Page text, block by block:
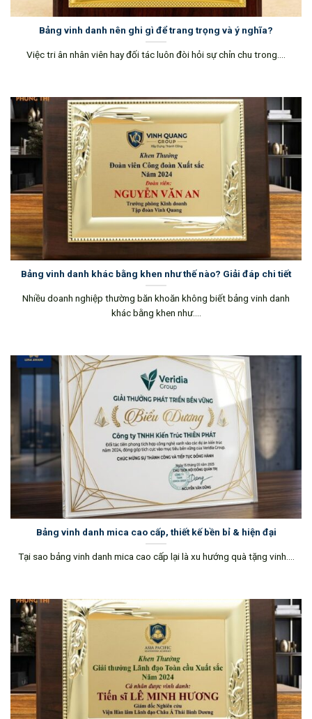
Bảng vinh danh nên ghi gì để trang trọng và ý nghĩa?
Việc tri ân nhân viên hay đối tác luôn đòi hỏi sự chỉn chu trong....
Bảng vinh danh khác bằng khen như thế nào? Giải đáp chi tiết
Nhiều doanh nghiệp thường băn khoăn không biết bảng vinh danh
khác bằng khen như....
Bảng vinh danh mica cao cấp, thiết kế bền bỉ & hiện đại
Tại sao bảng vinh danh mica cao cấp lại là xu hướng quà tặng vinh....